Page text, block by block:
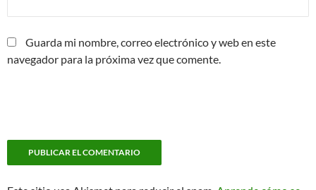
Guarda mi nombre, correo electrónico y web en este
navegador para la próxima vez que comente.